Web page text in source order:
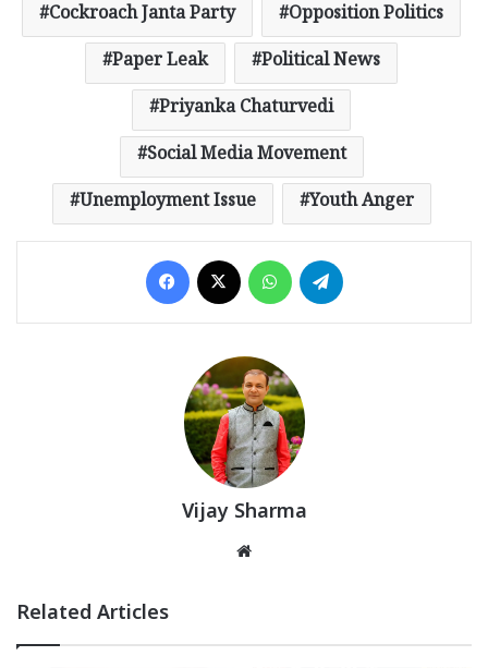
Cockroach Janta Party
Opposition Politics
Paper Leak
Political News
Priyanka Chaturvedi
Social Media Movement
Unemployment Issue
Youth Anger
Facebook WhatsApp
Vijay Sharma
Related Articles